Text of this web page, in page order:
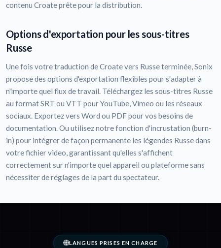
contenu Croate prête pour la distribution.
Options d'exportation pour les sous-titres
Russe
Une fois votre traduction de Croate vers Russe terminée, Sonix
propose des options d'exportation flexibles pour s'adapter à
n'importe quel flux de travail. Téléchargez les sous-titres Russe
au format SRT ou VTT pour YouTube, Vimeo ou les réseaux
sociaux. Exportez vers Word ou PDF pour vos besoins de
documentation. Ou utilisez notre fonction d'incrustation (burn-
in) pour intégrer de façon permanente les légendes Russe dans
votre fichier video, garantissant qu'elles s'affichent
correctement sur n'importe quel appareil ou plateforme sans
nécessiter de réglages de la part du spectateur.
LANGUES PRISES EN CHARGE